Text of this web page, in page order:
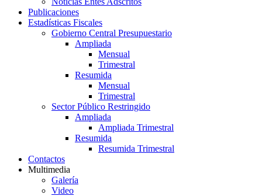
Publicaciones
Estadísticas Fiscales
Gobierno Central Presupuestario
Ampliada
Mensual
Trimestral
Resumida
Mensual
Trimestral
Sector Público Restringido
Ampliada
Ampliada Trimestral
Resumida
Resumida Trimestral
Contactos
Multimedia
Galería
Video